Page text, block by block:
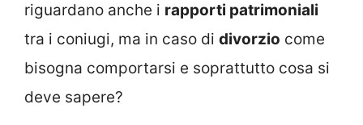
riguardano anche i rapporti patrimoniali
tra i coniugi, ma in caso di divorzio come
bisogna comportarsi e soprattutto cosa si
deve sapere?